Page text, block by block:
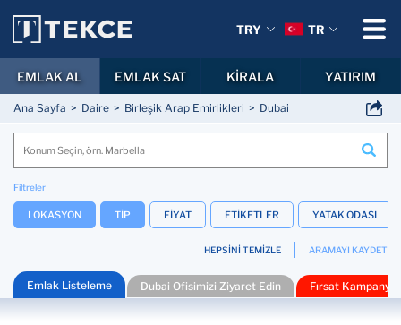
Ana Sayfa Daire Birleşik Arap Emirlikleri Dubai
Filtreler
LOKASYON TİP FİYAT ETİKETLER YATAK ODASI
HEPSİNİ TEMİZLE ARAMAYI KAYDET
Emlak Listeleme Dubai Ofisimizi Ziyaret Edin Fırsat
TRY TR
EMLAK AL EMLAK SAT KİRALA YATIRIM